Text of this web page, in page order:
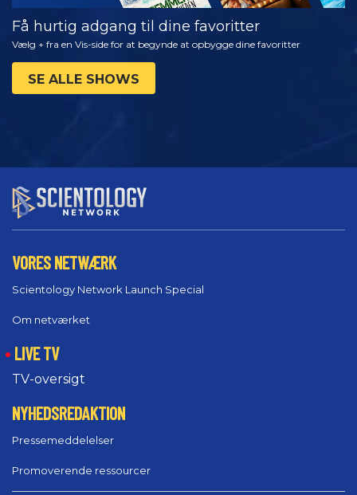
Få hurtig adgang til dine favoritter
Vælg + fra en Vis-side for at begynde at opbygge dine favoritter
SE ALLE SHOWS
VORES NETWÆRK
Scientology Network Launch Special
Om netværket
LIVE TV
TV-oversigt
NYHEDSREDAKTION
Pressemeddelelser
Promoverende ressourcer